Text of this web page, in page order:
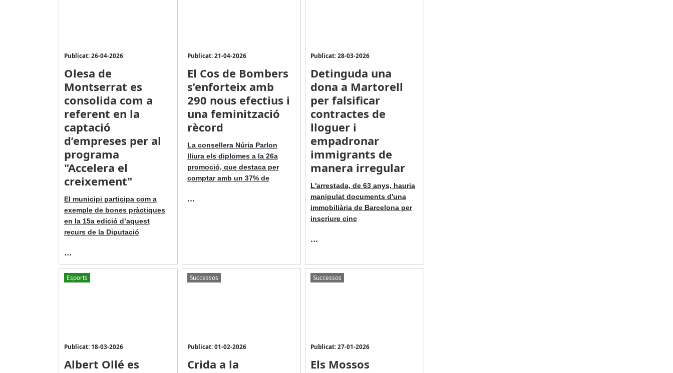
Publicat: 26-04-2026
Olesa de
Montserrat es
consolida com a
referent en la
captació
d’empreses per al
programa
"Accelera el
creixement"
El municipi participa com a
exemple de bones pràctiques
en la 15a edició d’aquest
recurs de la Diputació
...
Publicat: 21-04-2026
El Cos de Bombers
s’enforteix amb
290 nous efectius i
una feminització
rècord
La consellera Núria Parlon
lliura els diplomes a la 26a
promoció, que destaca per
comptar amb un 37% de
...
Publicat: 28-03-2026
Detinguda una
dona a Martorell
per falsificar
contractes de
lloguer i
empadronar
immigrants de
manera irregular
L'arrestada, de 63 anys, hauria
manipulat documents d'una
immobiliària de Barcelona per
inscriure cinc
...
Esports
Publicat: 18-03-2026
Albert Ollé es
Successos
Publicat: 01-02-2026
Crida a la
Successos
Publicat: 27-01-2026
Els Mossos